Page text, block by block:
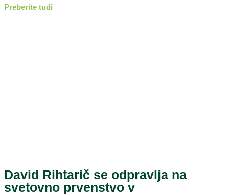
Preberite tudi
David Rihtarič se odpravlja na
svetovno prvenstvo v